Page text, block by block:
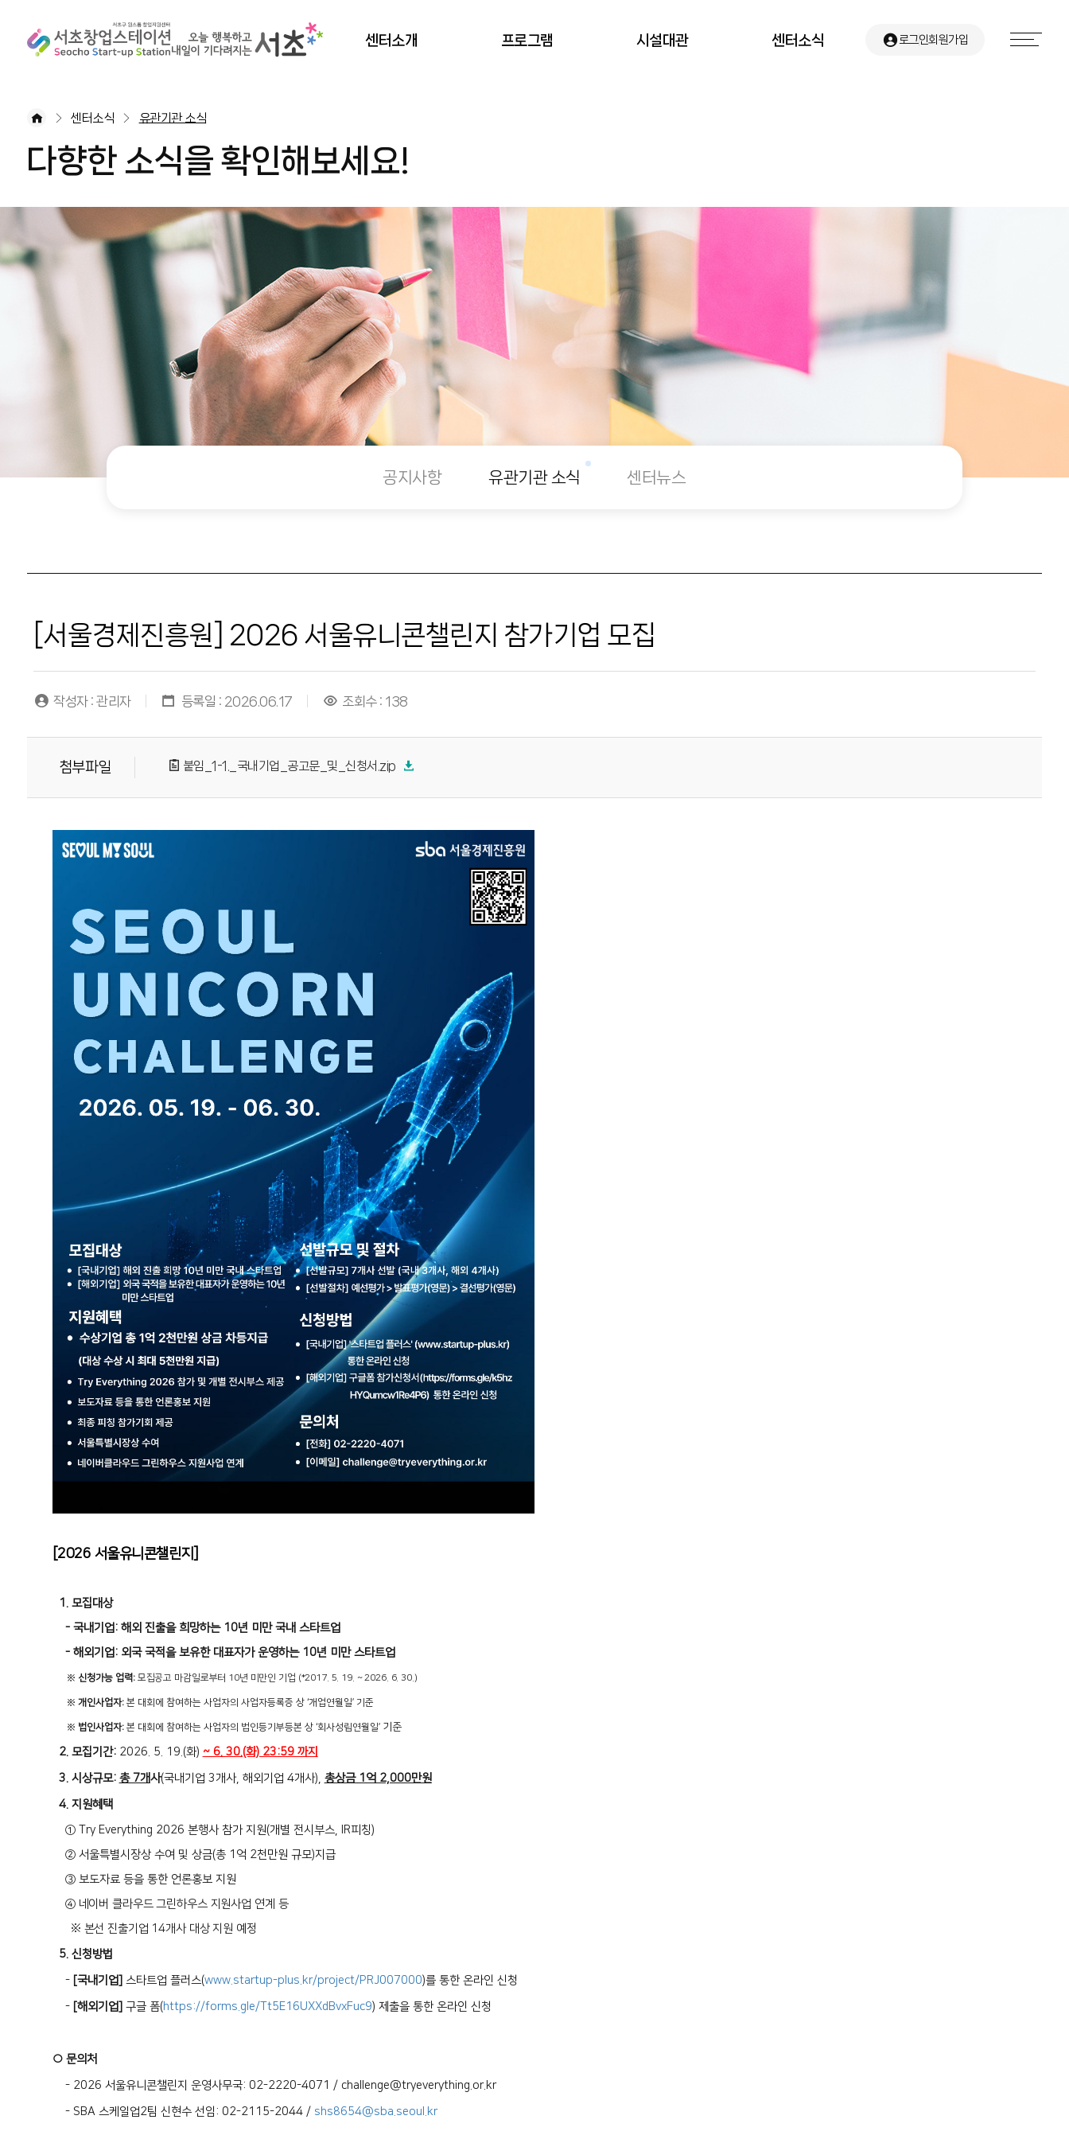
센터소개
회원안내
프로그램 시설대관 센터소식 로그인회원가입
센터소식 유관기관 소식
다향한 소식을 확인해보세요!
공지사항 유관기관 소식 센터뉴스
[서울경제진흥원] 2026 서울유니콘챌린지 참가기업 모집
작성자 : 관리자 등록일 : 2026.06.17 조회수 : 138
첨부파일 붙임_1-1._국내기업_공고문_및_신청서.zip
[2026 서울유니콘챌린지]
1. 모집대상
- 국내기업: 해외 진출을 희망하는 10년 미만 국내 스타트업
- 해외기업: 외국 국적을 보유한 대표자가 운영하는 10년 미만 스타트업
※ 신청가능 업력: 모집공고 마감일로부터 10년 미만인 기업 (*2017. 5. 19. ~ 2026. 6. 30.)
※ 개인사업자: 본 대회에 참여하는 사업자의 사업자등록증 상 ‘개업연월일’ 기준
※ 법인사업자: 본 대회에 참여하는 사업자의 법인등기부등본 상 ‘회사성립연월일’ 기준
2. 모집기간: 2026. 5. 19.(화) ~ 6. 30.(화) 23:59 까지
3. 시상규모: 총 7개사(국내기업 3개사, 해외기업 4개사), 총상금 1억 2,000만원
4. 지원혜택
① Try Everything 2026 본행사 참가 지원(개별 전시부스, IR피칭)
② 서울특별시장상 수여 및 상금(총 1억 2천만원 규모)지급
③ 보도자료 등을 통한 언론홍보 지원
④ 네이버 클라우드 그린하우스 지원사업 연계 등
※ 본선 진출기업 14개사 대상 지원 예정
5. 신청방법
- [국내기업] 스타트업 플러스(www.startup-plus.kr/project/PRJ007000)를 통한 온라인 신청
- [해외기업] 구글 폼(https://forms.gle/ Tt5E16UXXdBvxFuc9) 제출을 통한 온라인 신청
○ 문의처
- 2026 서울유니콘챌린지 운영사무국: 02-2220-4071 / challenge@tryeverything.or.kr
- SBA 스케일업2팀 신현수 선임: 02-2115-2044 / shs8654@sba.seoul.kr